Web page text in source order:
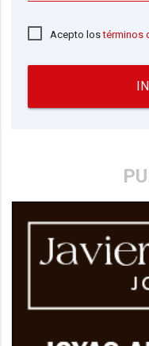
Acepto lostérminos